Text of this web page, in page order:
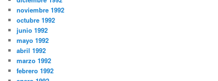
noviembre 1992
octubre 1992
junio 1992
mayo 1992
abril 1992
marzo 1992
febrero 1992